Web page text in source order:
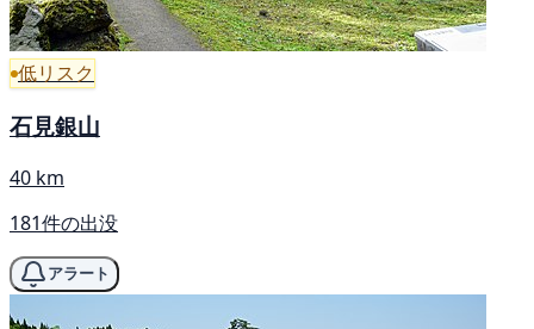
低リスク
石見銀山
40 km
181件の出没
アラート